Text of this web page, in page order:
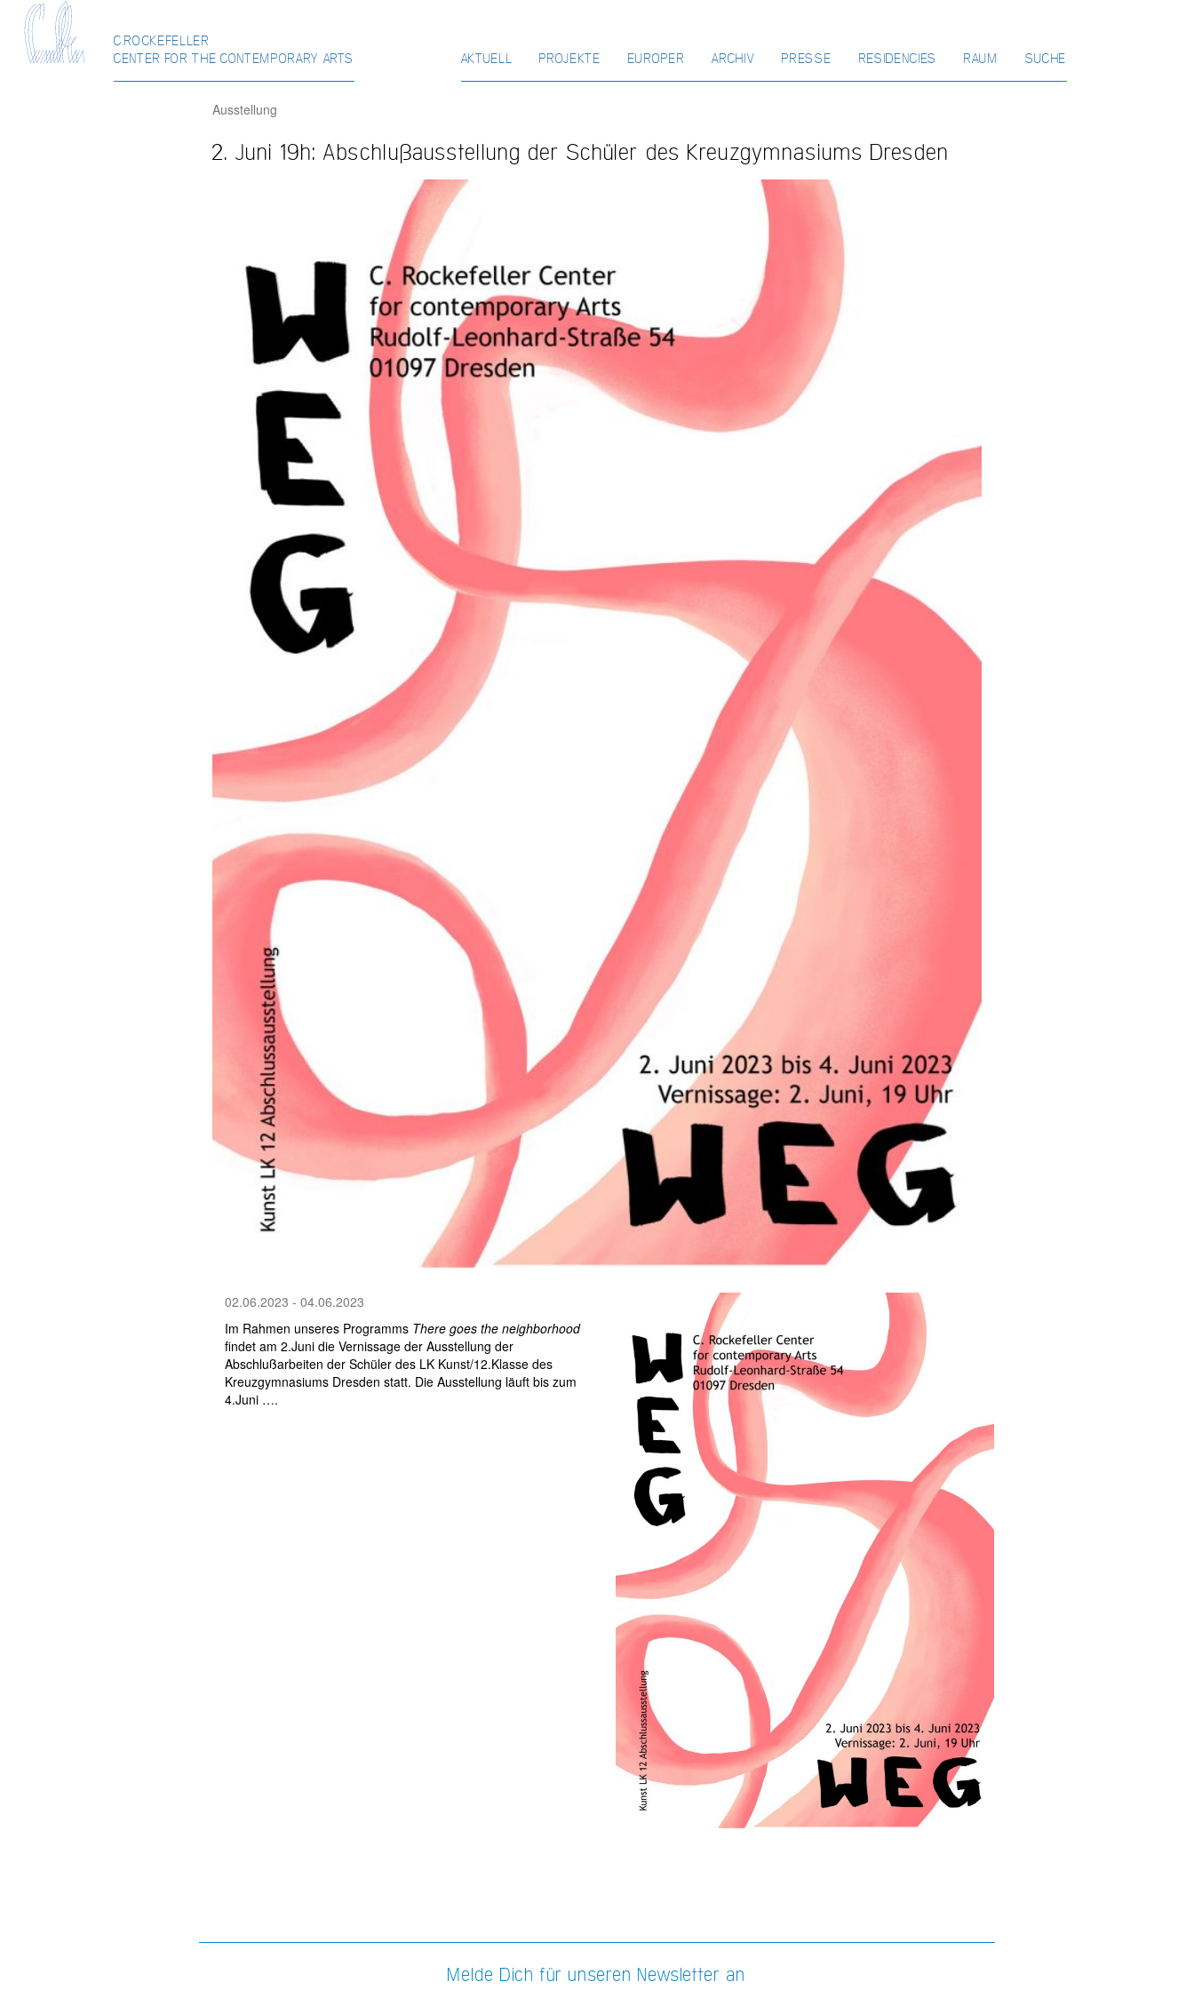
C.ROCKEFELLER
CENTER FOR THE CONTEMPORARY ARTS
AKTUELL PROJEKTE EUROPER ARCHIV PRESSE RESIDENCIES RAUM SUCHE
Ausstellung
2. Juni 19h: Abschlußausstellung der Schüler des Kreuzgymnasiums Dresden
02.06.2023 - 04.06.2023
Im Rahmen unseres Programms There goes the neighborhood
findet am 2.Juni die Vernissage der Ausstellung der
Abschlußarbeiten der Schüler des LK Kunst/12.Klasse des
Kreuzgymnasiums Dresden statt. Die Ausstellung läuft bis zum
4.Juni ….
Melde Dich für unseren Newsletter an